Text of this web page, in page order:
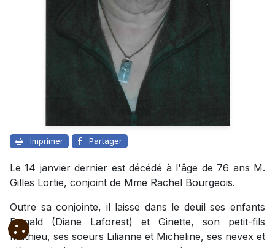
Imprimer Partager
Le 14 janvier dernier est décédé à l'âge de 76 ans M.
Gilles Lortie, conjoint de Mme Rachel Bourgeois.
Outre sa conjointe, il laisse dans le deuil ses enfants
Donald (Diane Laforest) et Ginette, son petit-fils
Mathieu, ses soeurs Lilianne et Micheline, ses nevex et